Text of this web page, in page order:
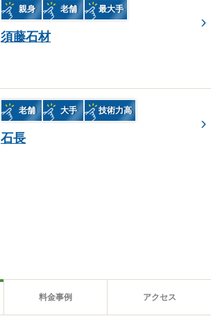
親身 老舗 最大手
須藤石材
老舗 大手 技術力高
石長
料金事例 アクセス